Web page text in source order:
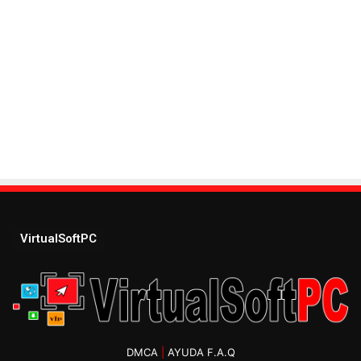
VirtualSoftPC
DMCA| AYUDA F.A.Q